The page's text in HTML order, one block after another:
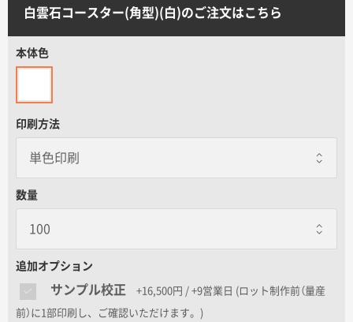
データ入稿ガイド
よくあるご質問
白雲石コースター(角型)(白)のご注文はこちら
本体色
印刷方法
数量
追加オプション
サンプル校正 +16,500円 / +9営業日 (ロット制作前（量産
前）に1部印刷し、ご確認いただけます。)